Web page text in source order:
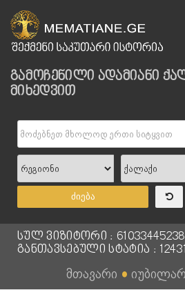
გამოჩენილი ადამიანი
მიხედვით
ძიება
სულ ვიზიტორი : 61033445238
განთავსებული სტატია : 12431
მთავარი ●